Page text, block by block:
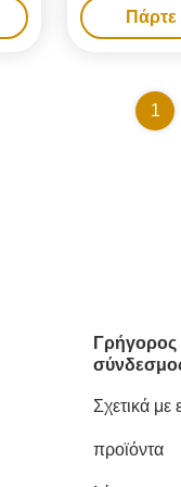
Πάρτε
1
Γρήγορος
Σχετικά με
προϊόντα